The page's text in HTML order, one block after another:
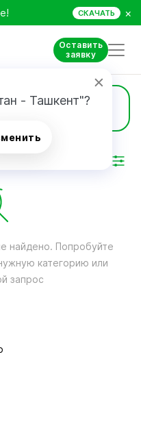
СКАЧАТЬ ×
Оставить
заявку
- Ташкент"?
найдено. Попробуйте
категорию или
запрос